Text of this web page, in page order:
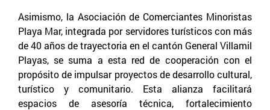
Asimismo, la Asociación de Comerciantes Minoristas
Playa Mar, integrada por servidores turísticos con más
de 40 años de trayectoria en el cantón General Villamil
Playas, se suma a esta red de cooperación con el
propósito de impulsar proyectos de desarrollo cultural,
turístico y comunitario. Esta alianza facilitará
espacios de asesoría técnica, fortalecimiento